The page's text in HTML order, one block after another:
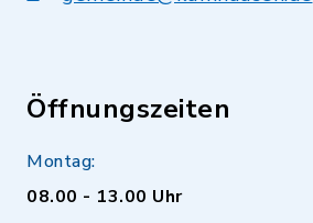
Öffnungszeiten
Montag:
08.00 - 13.00 Uhr